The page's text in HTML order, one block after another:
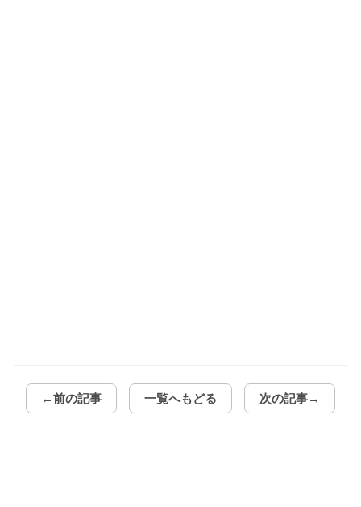
←前の記事 一覧へもどる 次の記事→